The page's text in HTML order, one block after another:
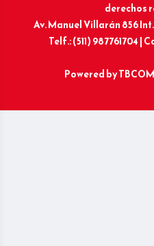
derechos
Av. Manuel Villarán 856
Telf.: (511) 987761704
Powered by